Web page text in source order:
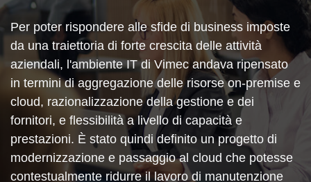
Per poter rispondere alle sfide di business imposte
da una traiettoria di forte crescita delle attività
aziendali, l'ambiente IT di Vimec andava ripensato
in termini di aggregazione delle risorse on-premise e
cloud, razionalizzazione della gestione e dei
fornitori, e flessibilità a livello di capacità e
prestazioni. È stato quindi definito un progetto di
modernizzazione e passaggio al cloud che potesse
contestualmente ridurre il lavoro di manutenzione